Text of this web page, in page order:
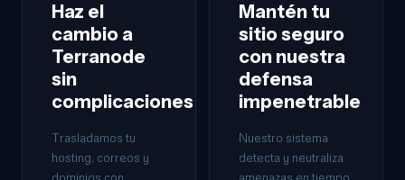
Haz el
cambio a
Terranode
sin
complicaciones
Trasladamos tu
hosting, correos y
Mantén tu
sitio seguro
con nuestra
defensa
impenetrable
Nuestro sistema
detecta y neutraliza